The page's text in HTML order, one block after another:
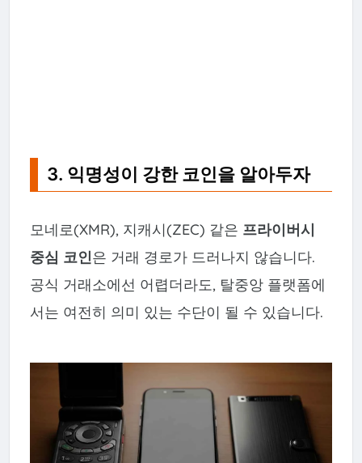
3. 익명성이 강한 코인을 알아두자
모네로(XMR), 지캐시(ZEC) 같은 프라이버시
중심 코인은 거래 경로가 드러나지 않습니다.
공식 거래소에선 어렵더라도, 탈중앙 플랫폼에
서는 여전히 의미 있는 수단이 될 수 있습니다.